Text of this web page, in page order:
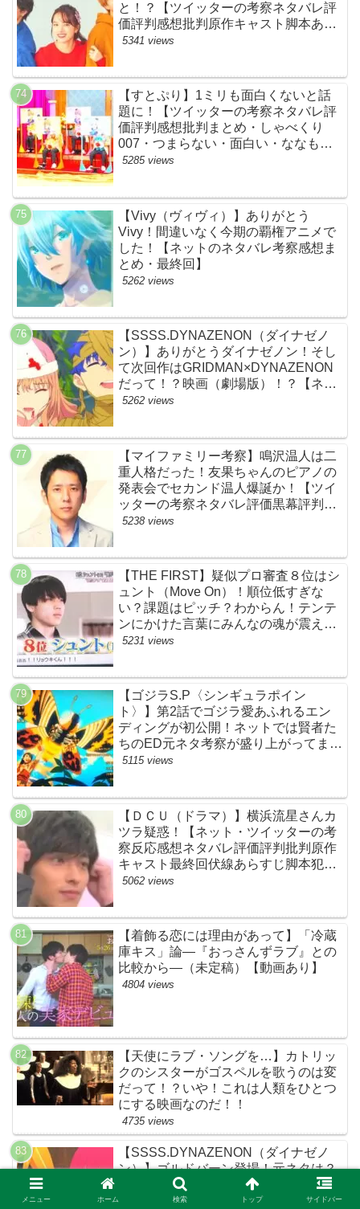
と！？【ツイッターの考察ネタバレ評
価評判感想批判原作キャスト脚本あら
すじ伏線まとめ犯人黒幕・ドラマ・交
5341 views
【すとぷり】1ミリも面白くないと話
題に！【ツイッターの考察ネタバレ評
価評判感想批判まとめ・しゃべくり
007・つまらない・面白い・ななも
り。・ジェル・さとみ・ころん・るぅ
5285 views
【Vivy（ヴィヴィ）】ありがとう
Vivy！間違いなく今期の覇権アニメで
した！【ネットのネタバレ考察感想ま
とめ・最終回】
5262 views
【SSSS.DYNAZENON（ダイナゼノ
ン）】ありがとうダイナゼノン！そし
て次回作はGRIDMAN×DYNAZENON
だって！？映画（劇場版）！？【ネッ
トの考察ネタバレ感想まとめ・最終
5262 views
【マイファミリー考察】鳴沢温人は二
重人格だった！友果ちゃんのピアノの
発表会でセカンド温人爆誕か！【ツイ
ッターの考察ネタバレ評価黒幕評判感
想批判原作犯人キャスト脚本あらすじ
5238 views
【THE FIRST】疑似プロ審査８位はシ
ュント（Move On）！順位低すぎな
い？課題はピッチ？わからん！テンテ
ンにかけた言葉にみんなの魂が震えて
ます…【ザファースト・ネットのネタ
5231 views
【ゴジラS.P〈シンギュラポイン
ト〉】第2話でゴジラ愛あふれるエン
ディングが初公開！ネットでは賢者た
ちのED元ネタ考察が盛り上がってま
す！モスラやメカゴジラ（機龍）も登
5115 views
【ＤＣＵ（ドラマ）】横浜流星さんカ
ツラ疑惑！【ネット・ツイッターの考
察反応感想ネタバレ評価評判批判原作
キャスト最終回伏線あらすじ脚本犯人
黒幕まとめ・着飾る恋には理由があっ
5062 views
【着飾る恋には理由があって】「冷蔵
庫キス」論―『おっさんずラブ』との
比較から―（未定稿）【動画あり】
4804 views
【天使にラブ・ソングを…】カトリッ
クのシスターがゴスペルを歌うのは変
だって！？いや！これは人類をひとつ
にする映画なのだ！！
4735 views
【SSSS.DYNAZENON（ダイナゼノ
ン）】ゴルドバーン登場！元ネタは？
ネットの感想ネタバレ考察まとめ【第
メニュー ホーム 検索 トップ サイドバー